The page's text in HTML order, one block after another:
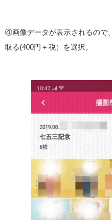
④画像データが表示されるので
取る(400円＋税）を選択。